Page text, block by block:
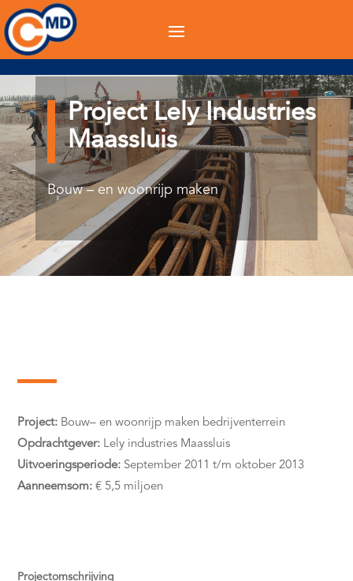
Project Lely Industries
Maassluis
Bouw – en woonrijp maken
Project: Bouw– en woonrijp maken bedrijventerrein
Opdrachtgever: Lely industries Maassluis
Uitvoeringsperiode: September 2011 t/m oktober 2013
Aanneemsom: € 5,5 miljoen
Projectomschrijving